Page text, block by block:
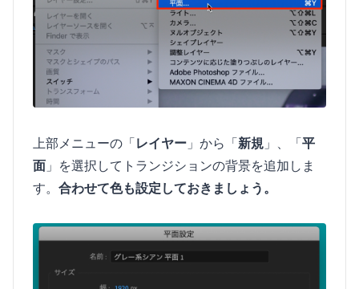
上部メニューの「レイヤー 」から「新規 」、「平
面 」を選択してトランジションの背景を追加しま
す。 合わせて色も設定しておきましょう。